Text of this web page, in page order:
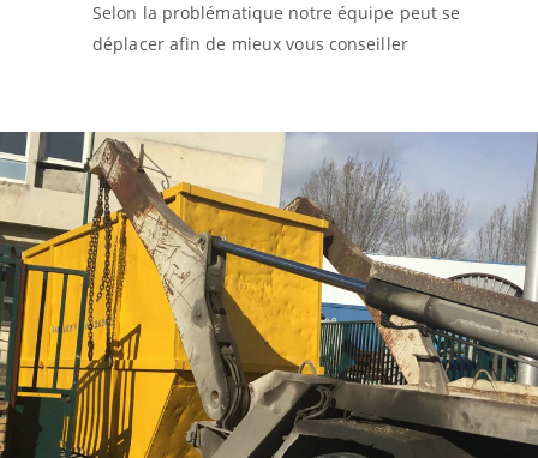
Selon la problématique notre équipe peut se
déplacer afin de mieux vous conseiller